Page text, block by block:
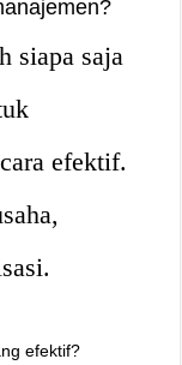
siapa saja
efektif.
efektif?